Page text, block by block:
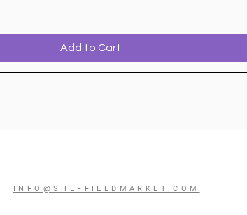
Add to Cart
INFO@SHEFFIELDMARKET.COM